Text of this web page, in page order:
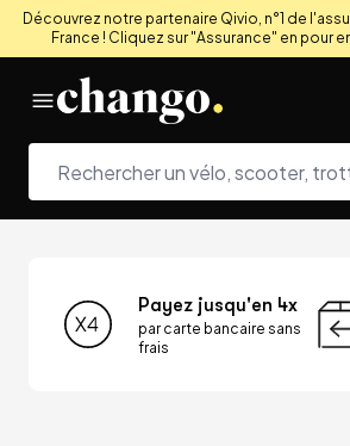
Découvrez notre partenaire Qivio, n°1 de
France ! Cliquez sur "Assurance" en pour
Payez jusqu'en 4x
par carte bancaire sans
frais